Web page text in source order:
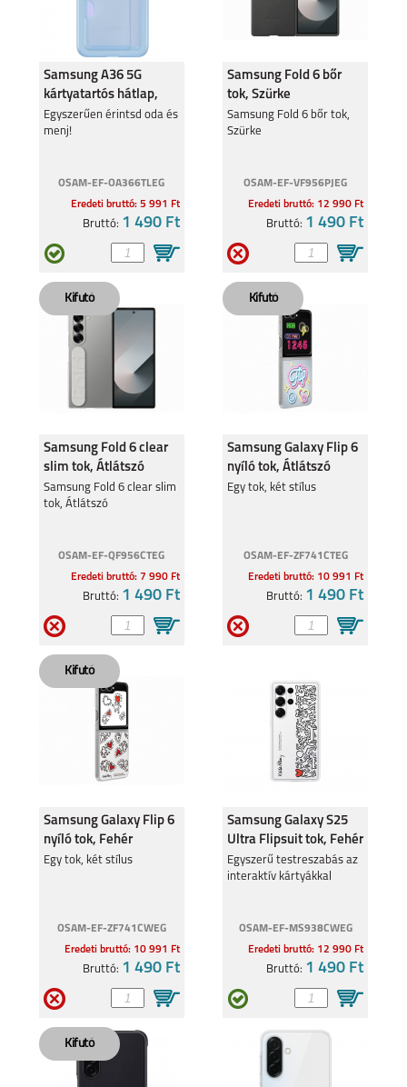
Samsung A36 5G
kártyatartós hátlap,
Kék
Egyszerűen érintsd oda és
menj!
OSAM-EF-OA366TLEG
Eredeti bruttó: 5 991 Ft
Bruttó: 1 490 Ft
Samsung Fold 6 bőr
tok, Szürke
Samsung Fold 6 bőr tok,
Szürke
OSAM-EF-VF956PJEG
Eredeti bruttó: 12 990 Ft
Bruttó: 1 490 Ft
Samsung Fold 6 clear
slim tok, Átlátszó
Samsung Fold 6 clear slim
tok, Átlátszó
OSAM-EF-QF956CTEG
Eredeti bruttó: 7 990 Ft
Bruttó: 1 490 Ft
Samsung Galaxy Flip 6
nyíló tok, Átlátszó
Egy tok, két stílus
OSAM-EF-ZF741CTEG
Eredeti bruttó: 10 991 Ft
Bruttó: 1 490 Ft
Samsung Galaxy Flip 6
nyíló tok, Fehér
Egy tok, két stílus
OSAM-EF-ZF741CWEG
Eredeti bruttó: 10 991 Ft
Bruttó: 1 490 Ft
Samsung Galaxy S25
Ultra Flipsuit tok, Fehér
Egyszerű testreszabás az
interaktív kártyákkal
OSAM-EF-MS938CWEG
Eredeti bruttó: 12 990 Ft
Bruttó: 1 490 Ft